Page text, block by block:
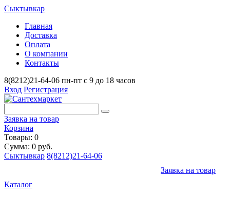
Сыктывкар
Главная
Доставка
Оплата
О компании
Контакты
8(8212)21-64-06 пн-пт с 9 до 18 часов
Вход Регистрация
Заявка на товар
Корзина
Товары: 0
Сумма: 0 руб.
Сыктывкар 8(8212)21-64-06
Заявка на товар
Каталог